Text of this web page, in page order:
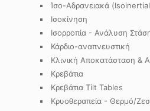
Ίσο-Αδρανειακά
Ισοκίνηση
Ισορροπία - Ανάλυση
Κάρδιο-αναπνευστική
Κλινική Αποκατάσταση &
Κρεβάτια
Κρεβάτια Tilt Tables
Κρυοθεραπεία - Θερμό/